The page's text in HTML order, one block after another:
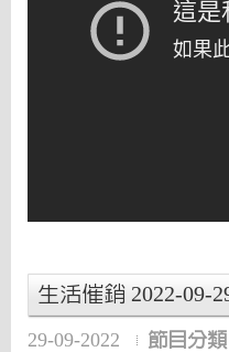
生活催銷 2022-09-
29-09-2022 節目分類